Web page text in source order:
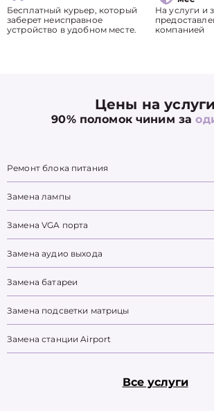
Бесплатный курьер, который
заберет неисправное
устройство в удобном месте.
На услуги и
компанией
Цены на услуги
90% поломок чиним за
Ремонт блока питания
Замена лампы
Замена VGA порта
Замена аудио выхода
Замена батареи
Замена подсветки матрицы
Замена станции Airport
Все услуги